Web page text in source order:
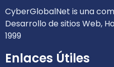
CyberGlobalNet is una
Desarrollo de sitios Web,
1999
Enlaces Útiles